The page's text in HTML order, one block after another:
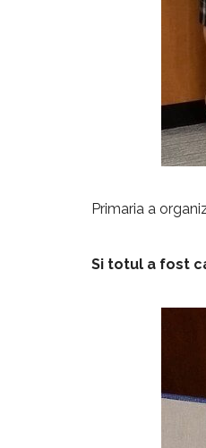
Primaria a
Si totul a fost